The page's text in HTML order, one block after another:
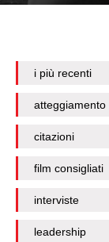
i più recenti
atteggiamento
citazioni
film consigliati
interviste
leadership